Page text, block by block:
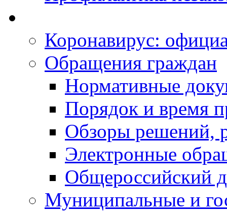
Коронавирус:
Обращения граждан
Нормативные
Порядок и время
Обзоры решений,
Электронные
Общероссийский
Муниципальные и